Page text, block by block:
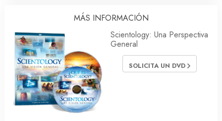
MÁS INFORMACIÓN
Scientology: Una Perspectiva
General
SOLICITA UN DVD